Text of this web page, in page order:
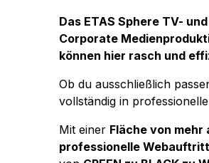
Das ETAS Sphere TV-
Corporate
können hier rasch und
​Ob du ausschließlich
vollständig in
​Mit einer Fläche von mehr
professionelle